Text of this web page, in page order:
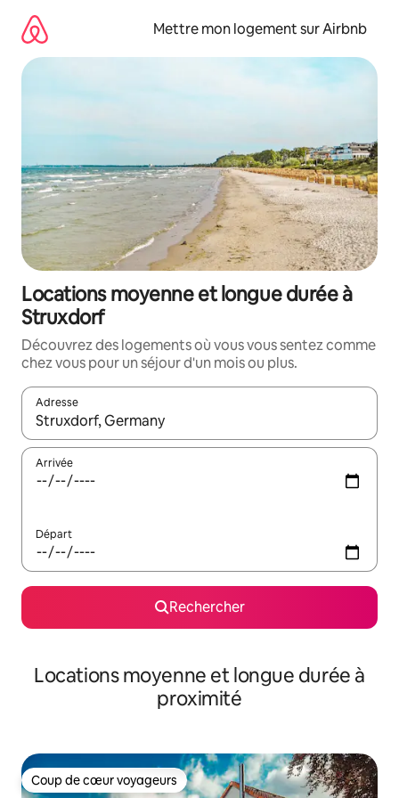
directement
contenu
Mettre mon logement sur Airbnb
Locations moyenne et longue durée à
Struxdorf
Découvrez des logements où vous vous sentez comme
chez vous pour un séjour d'un mois ou plus.
Adresse
Lorsque les résultats s'affichent, utilisez les flèches vers le
Arrivée
Départ
Rechercher
Locations moyenne et longue durée à
proximité
Coup de cœur voyageurs
Coup de cœur voyageurs